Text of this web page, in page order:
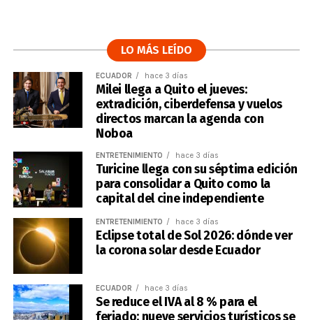
LO MÁS LEÍDO
ECUADOR hace 3 días
Milei llega a Quito el jueves:
extradición, ciberdefensa y vuelos
directos marcan la agenda con
Noboa
ENTRETENIMIENTO hace 3 días
Turicine llega con su séptima edición
para consolidar a Quito como la
capital del cine independiente
ENTRETENIMIENTO hace 3 días
Eclipse total de Sol 2026: dónde ver
la corona solar desde Ecuador
ECUADOR hace 3 días
Se reduce el IVA al 8 % para el
feriado: nueve servicios turísticos se